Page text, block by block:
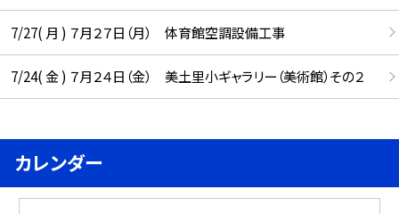
7/27( 月 ) ７月２７日（月） 体育館空調設備工事
7/24( 金 ) ７月２４日（金） 美土里小ギャラリー（美術館）その２
カレンダー